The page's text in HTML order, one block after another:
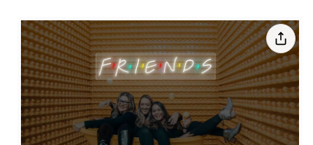
Cómo
poner el
texto en
varias
líneas
Cómo cambiar
de color el texto